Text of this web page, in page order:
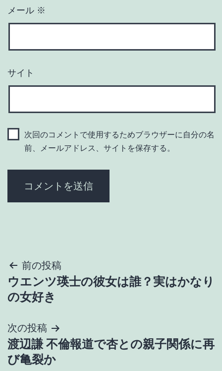
メール ※
サイト
次回のコメントで使用するためブラウザーに自分の名
前、メールアドレス、サイトを保存する。
投
稿
ビ
ゲ
前の投稿
ウエンツ瑛士の彼女は誰？実はかなり
の女好き
次の投稿
渡辺謙 不倫報道で杏との親子関係に再
び亀裂か